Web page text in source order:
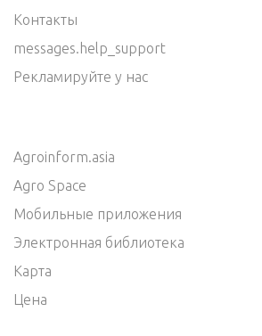
Контакты
messages.help_support
Рекламируйте у нас
Agroinform.asia
Agro Space
Мобильные приложения
Электронная библиотека
Карта
Цена